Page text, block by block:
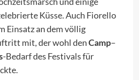
Küsse. Auch Fiorello
Einsatz an dem völlig
mit, der wohl denCamp–
-Bedarf des Festivals für